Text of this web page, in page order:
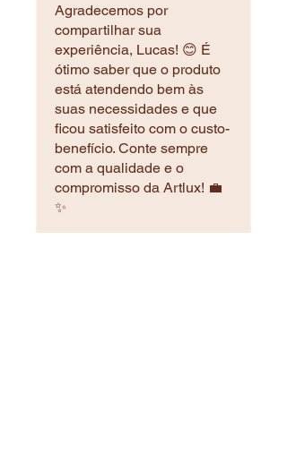
Agradecemos por
compartilhar sua
experiência, Lucas! 😊 É
ótimo saber que o produto
está atendendo bem às
suas necessidades e que
ficou satisfeito com o custo-
benefício. Conte sempre
com a qualidade e o
compromisso da Artlux! 💼
✨